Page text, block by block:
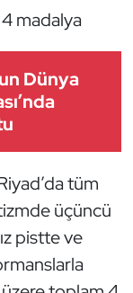
madalya
Dünya
tüm
üçüncü
pistte ve